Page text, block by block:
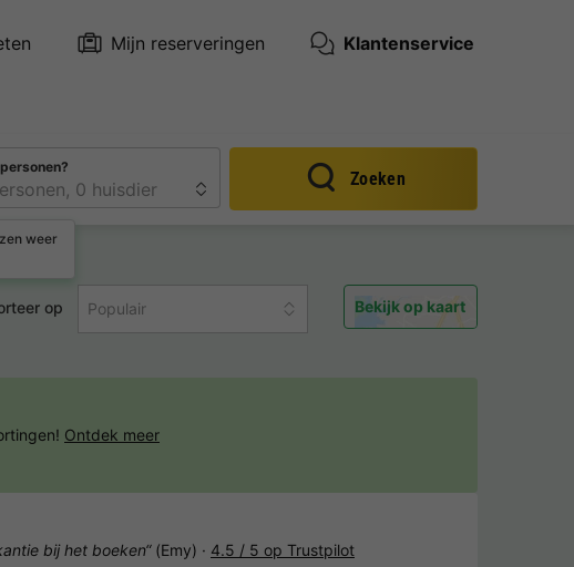
Mijn reserveringen Klantenservice
weer
Zoeken
op Populair Bekijk op kaart
Ontdek meer
bij het boeken“(Emy) · 4.5 / 5 op Trustpilot